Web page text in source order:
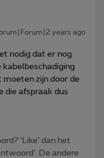
years ago
nodig dat er nog
kabelbeschadiging
moeten zijn door de
die afspraak dus
‘Like’ dan het
De andere